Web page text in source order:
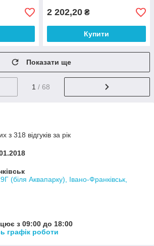
2 202,20 ₴
Купити
Показати ще
1 / 68
з 318 відгуків за рік
(біля Аквапарку), Івано-Франківськ,
з 09:00 до 18:00
графік роботи